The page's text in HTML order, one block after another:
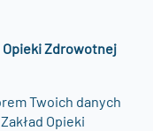
Zdrowotnej
Twoich danych
Opieki